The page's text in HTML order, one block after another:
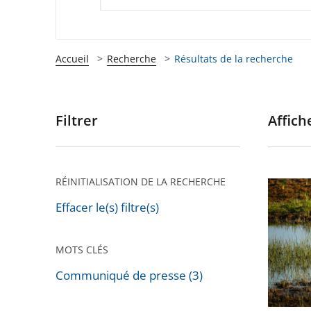
Accueil Recherche Résultats de la recherche
Passer
pour
après
Filtrer
RÉINITIALISATION DE LA RECHERCHE
Effacer le(s) filtre(s)
MOTS CLÉS
Communiqué de presse (3)
:
le
Conseil
d’État
annule
les